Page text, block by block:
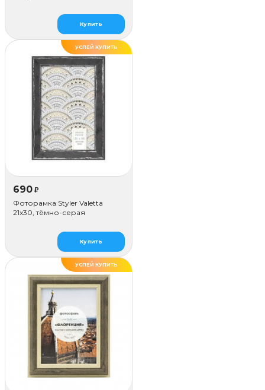
Купить
УСПЕЙ КУПИТЬ
690 ₽
Фоторамка Styler Valetta
21x30, тёмно-серая
Купить
УСПЕЙ КУПИТЬ
ДЕЛАЕМ САМИ